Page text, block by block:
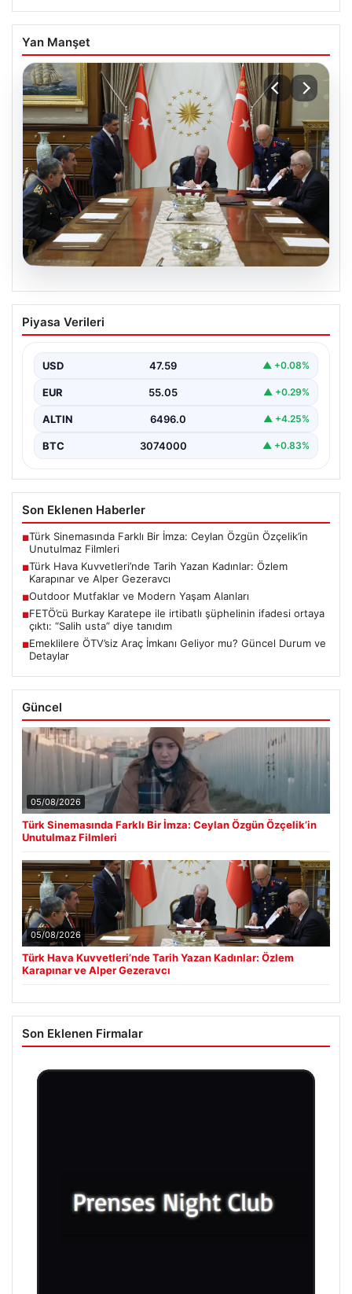
Yan Manşet
Türk Hava Kuvvetleri’nde Tarih Yazan
Kadınlar: Özlem Karapınar ve Alper
Türkiye'nin savunma ve askeri tarihine yeni bir sayfa
Piyasa Verileri
USD 47.59 ▲ +0.08%
EUR 55.05 ▲ +0.29%
ALTIN 6496.0 ▲ +4.25%
BTC 3074000 ▲ +0.83%
Son Eklenen Haberler
■Türk Sinemasında Farklı Bir İmza: Ceylan Özgün Özçelik’in
Unutulmaz Filmleri
■Türk Hava Kuvvetleri’nde Tarih Yazan Kadınlar: Özlem
Karapınar ve Alper Gezeravcı
■Outdoor Mutfaklar ve Modern Yaşam Alanları
■FETÖ’cü Burkay Karatepe ile irtibatlı şüphelinin ifadesi ortaya
çıktı: “Salih usta” diye tanıdım
■Emeklilere ÖTV’siz Araç İmkanı Geliyor mu? Güncel Durum ve
Detaylar
Güncel
05/08/2026
Türk Sinemasında Farklı Bir İmza: Ceylan Özgün Özçelik’in
Unutulmaz Filmleri
05/08/2026
Türk Hava Kuvvetleri’nde Tarih Yazan Kadınlar: Özlem
Karapınar ve Alper Gezeravcı
Son Eklenen Firmalar